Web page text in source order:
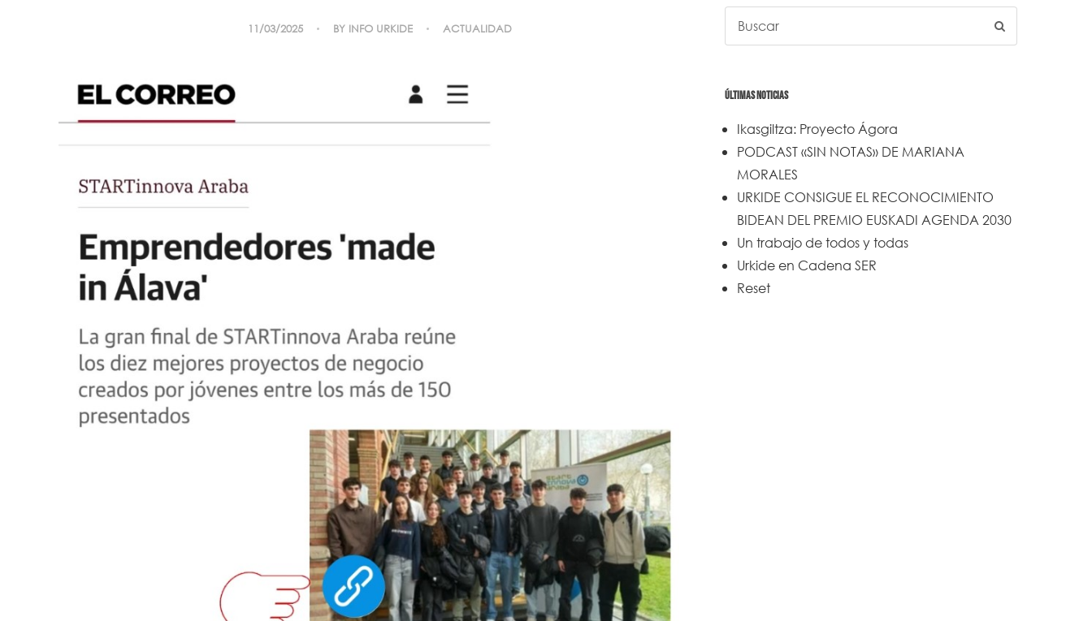
11/03/2025 BY INFO URKIDE ACTUALIDAD
ÚLTIMAS NOTICIAS
Ikasgiltza: Proyecto Ágora
PODCAST «SIN NOTAS» DE MARIANA
MORALES
URKIDE CONSIGUE EL RECONOCIMIENTO
BIDEAN DEL PREMIO EUSKADI AGENDA 2030
Un trabajo de todos y todas
Urkide en Cadena SER
Reset